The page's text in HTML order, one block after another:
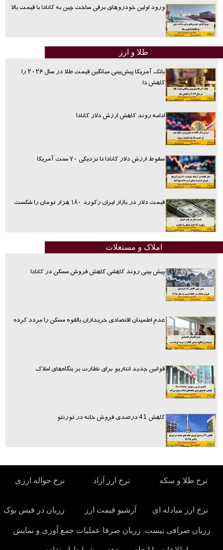
ورود اولین خودروهای برقی ساخت چین به کانادا با قیمت بالا
طلا و ارز
بانک آمریکا پیش‌بینی میانگین قیمت طلا در سال ۲۰۲۶ را
کاهش دا
ادامه روند کاهش ارزش دلار کانادا
سقوط ارزش دلار کانادا تا نزدیکی ۷۰ سنت آمریکا
قیمت دلار در بازار ایران رکورد ۱۸۰ هزار تومان را شکست
املاک و مستغلات
پیش بینی روند کاهشی کاهش فروش مسکن در کانادا
عدم اطمینان اقتصادی خریداران بالقوه مسکن را مردد کرده
قوانین جدید انتاریو برای نظارت بر بنگاه‌های املاک
کاهش 41 درصدی فروش خانه در تورنتو
نرخ طلا و سکه نرخ ارز آزاد نرخ حواله ارزی
نرخ ارز مبادله ای آرشیو قیمت ارز زربان در فیس بوک
زربان صرافی نیست. زربان صرفا عملیات جمع آوری و نمایش